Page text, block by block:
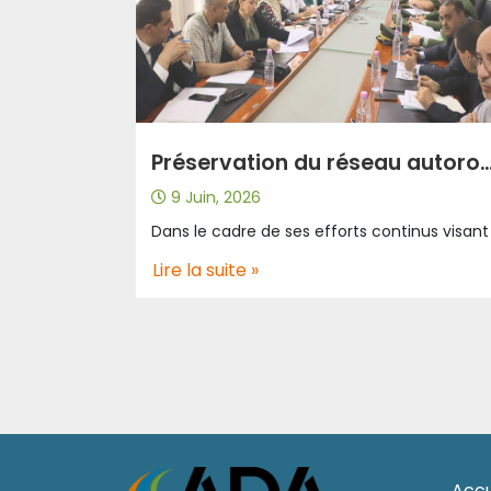
Préservation du réseau autoroutier : renforcement de
9 Juin, 2026
Lire la suite »